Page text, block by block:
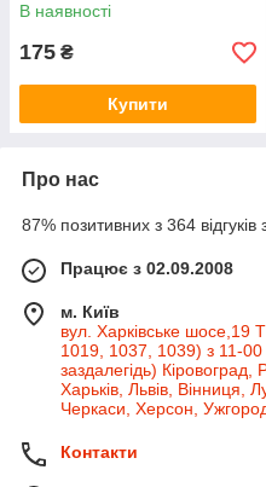
В наявності
175 ₴
Купити
Про нас
87% позитивних з 364 відгуків
Працює з 02.09.2008
м. Київ
вул. Харківське шосе,19
1019, 1037, 1039) з 11-
заздалегідь)
Харьків, Львів, Вінниця,
Черкаси, Херсон,
Контакти